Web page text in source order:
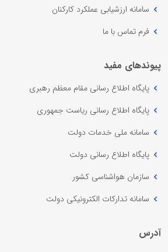
سامانه ارزشیابی عملکرد کارکنان
فرم تماس با ما
پیوندهای مفید
پایگاه اطلاع رسانی مقام معظم رهبری
پایگاه اطلاع رسانی ریاست جمهوری
سامانه ملی خدمات دولت
پایگاه اطلاع رسانی دولت
سازمان هواشناسی کشور
سامانه تدارکات الکترونیکی دولت
آدرس